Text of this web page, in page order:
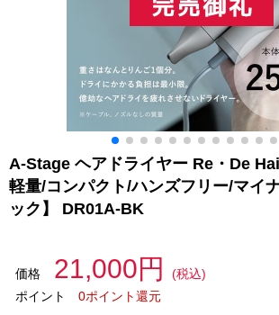
A-Stage ヘアドライヤー Re・De
軽量/コンパクト/ハンズフリー/マイ
ック】 DR01A-BK
価格 21,000円
(税込)
ポイント
0ポイント還元